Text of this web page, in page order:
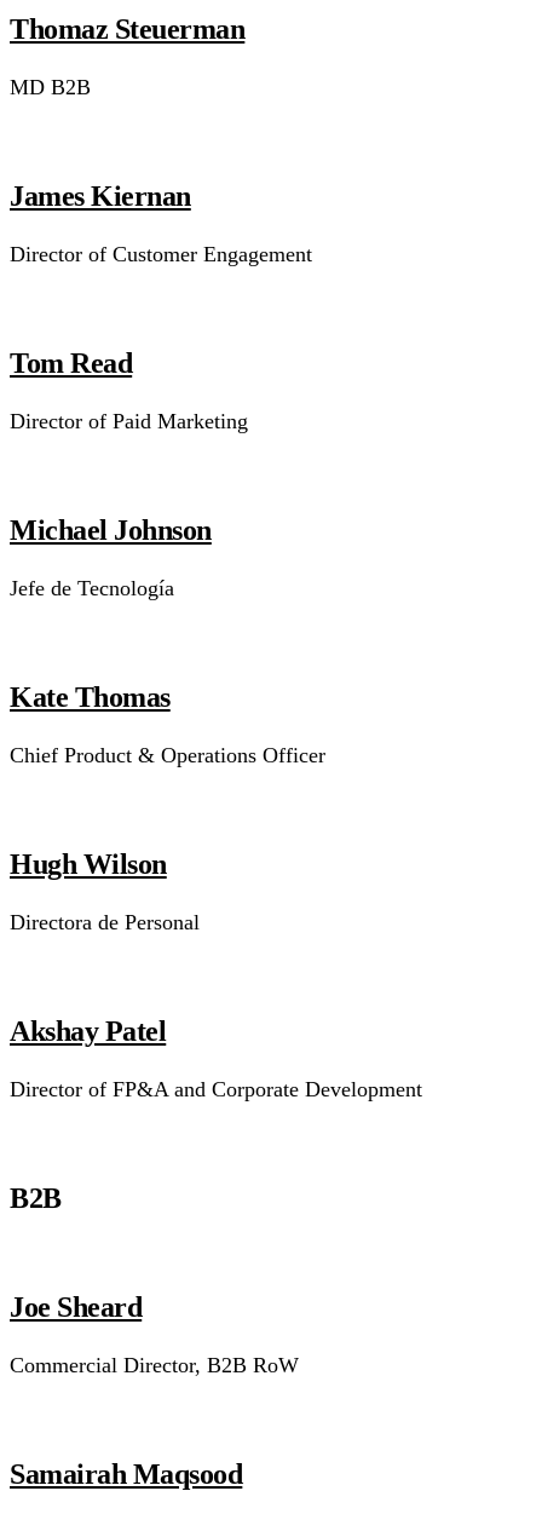
Thomaz Steuerman
MD B2B
James Kiernan
Director of Customer Engagement
Tom Read
Director of Paid Marketing
Michael Johnson
Jefe de Tecnología
Kate Thomas
Chief Product & Operations Officer
Hugh Wilson
Directora de Personal
Akshay Patel
Director of FP&A and Corporate Development
B2B
Joe Sheard
Commercial Director, B2B RoW
Samairah Maqsood